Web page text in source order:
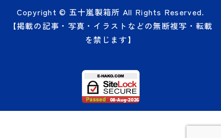
Copyright © 五十嵐製箱所 All Rights Reserved.
【掲載の記事・写真・イラストなどの無断複写・転載
を禁じます】